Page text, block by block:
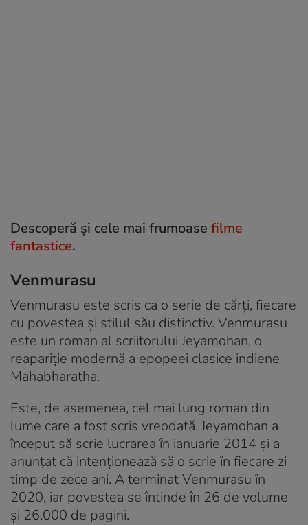
Descoperă și cele mai frumoase filme
fantastice.
Venmurasu
Venmurasu este scris ca o serie de cărți, fiecare
cu povestea și stilul său distinctiv. Venmurasu
este un roman al scriitorului Jeyamohan, o
reapariție modernă a epopeei clasice indiene
Mahabharatha.
Este, de asemenea, cel mai lung roman din
lume care a fost scris vreodată. Jeyamohan a
început să scrie lucrarea în ianuarie 2014 și a
anunțat că intenționează să o scrie în fiecare zi
timp de zece ani. A terminat Venmurasu în
2020, iar povestea se întinde în 26 de volume
și 26.000 de pagini.